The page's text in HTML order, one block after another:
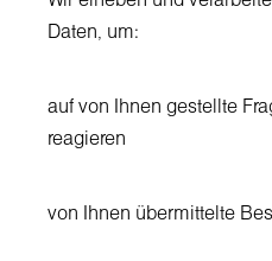
Daten, um:
auf von Ihnen gestellte
reagieren
von Ihnen übermittelte